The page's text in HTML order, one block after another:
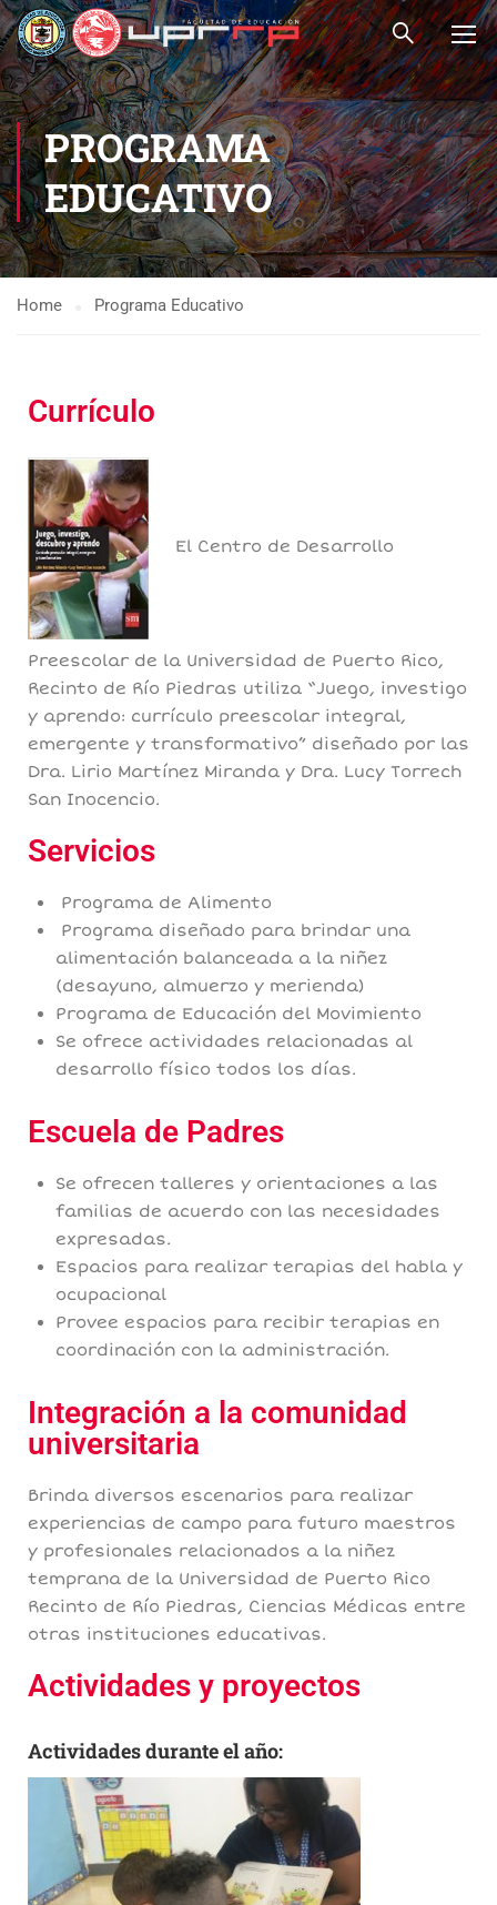
PROGRAMA
EDUCATIVO
Home Programa Educativo
Currículo
El Centro de Desarrollo
Preescolar de la Universidad de Puerto Rico,
Recinto de Río Piedras utiliza “Juego, investigo
y aprendo: currículo preescolar integral,
emergente y transformativo” diseñado por las
Dra. Lirio Martínez Miranda y Dra. Lucy Torrech
San Inocencio.
Servicios
Programa de Alimento
Programa diseñado para brindar una
alimentación balanceada a la niñez
(desayuno, almuerzo y merienda)
Programa de Educación del Movimiento
Se ofrece actividades relacionadas al
desarrollo físico todos los días.
Escuela de Padres
Se ofrecen talleres y orientaciones a las
familias de acuerdo con las necesidades
expresadas.
Espacios para realizar terapias del habla y
ocupacional
Provee espacios para recibir terapias en
coordinación con la administración.
Integración a la comunidad
universitaria
Brinda diversos escenarios para realizar
experiencias de campo para futuro maestros
y profesionales relacionados a la niñez
temprana de la Universidad de Puerto Rico
Recinto de Río Piedras, Ciencias Médicas entre
otras instituciones educativas.
Actividades y proyectos
Actividades durante el año: